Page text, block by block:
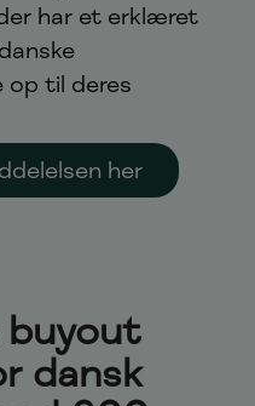
har et erklæret
op til deres
her
buyout
dansk